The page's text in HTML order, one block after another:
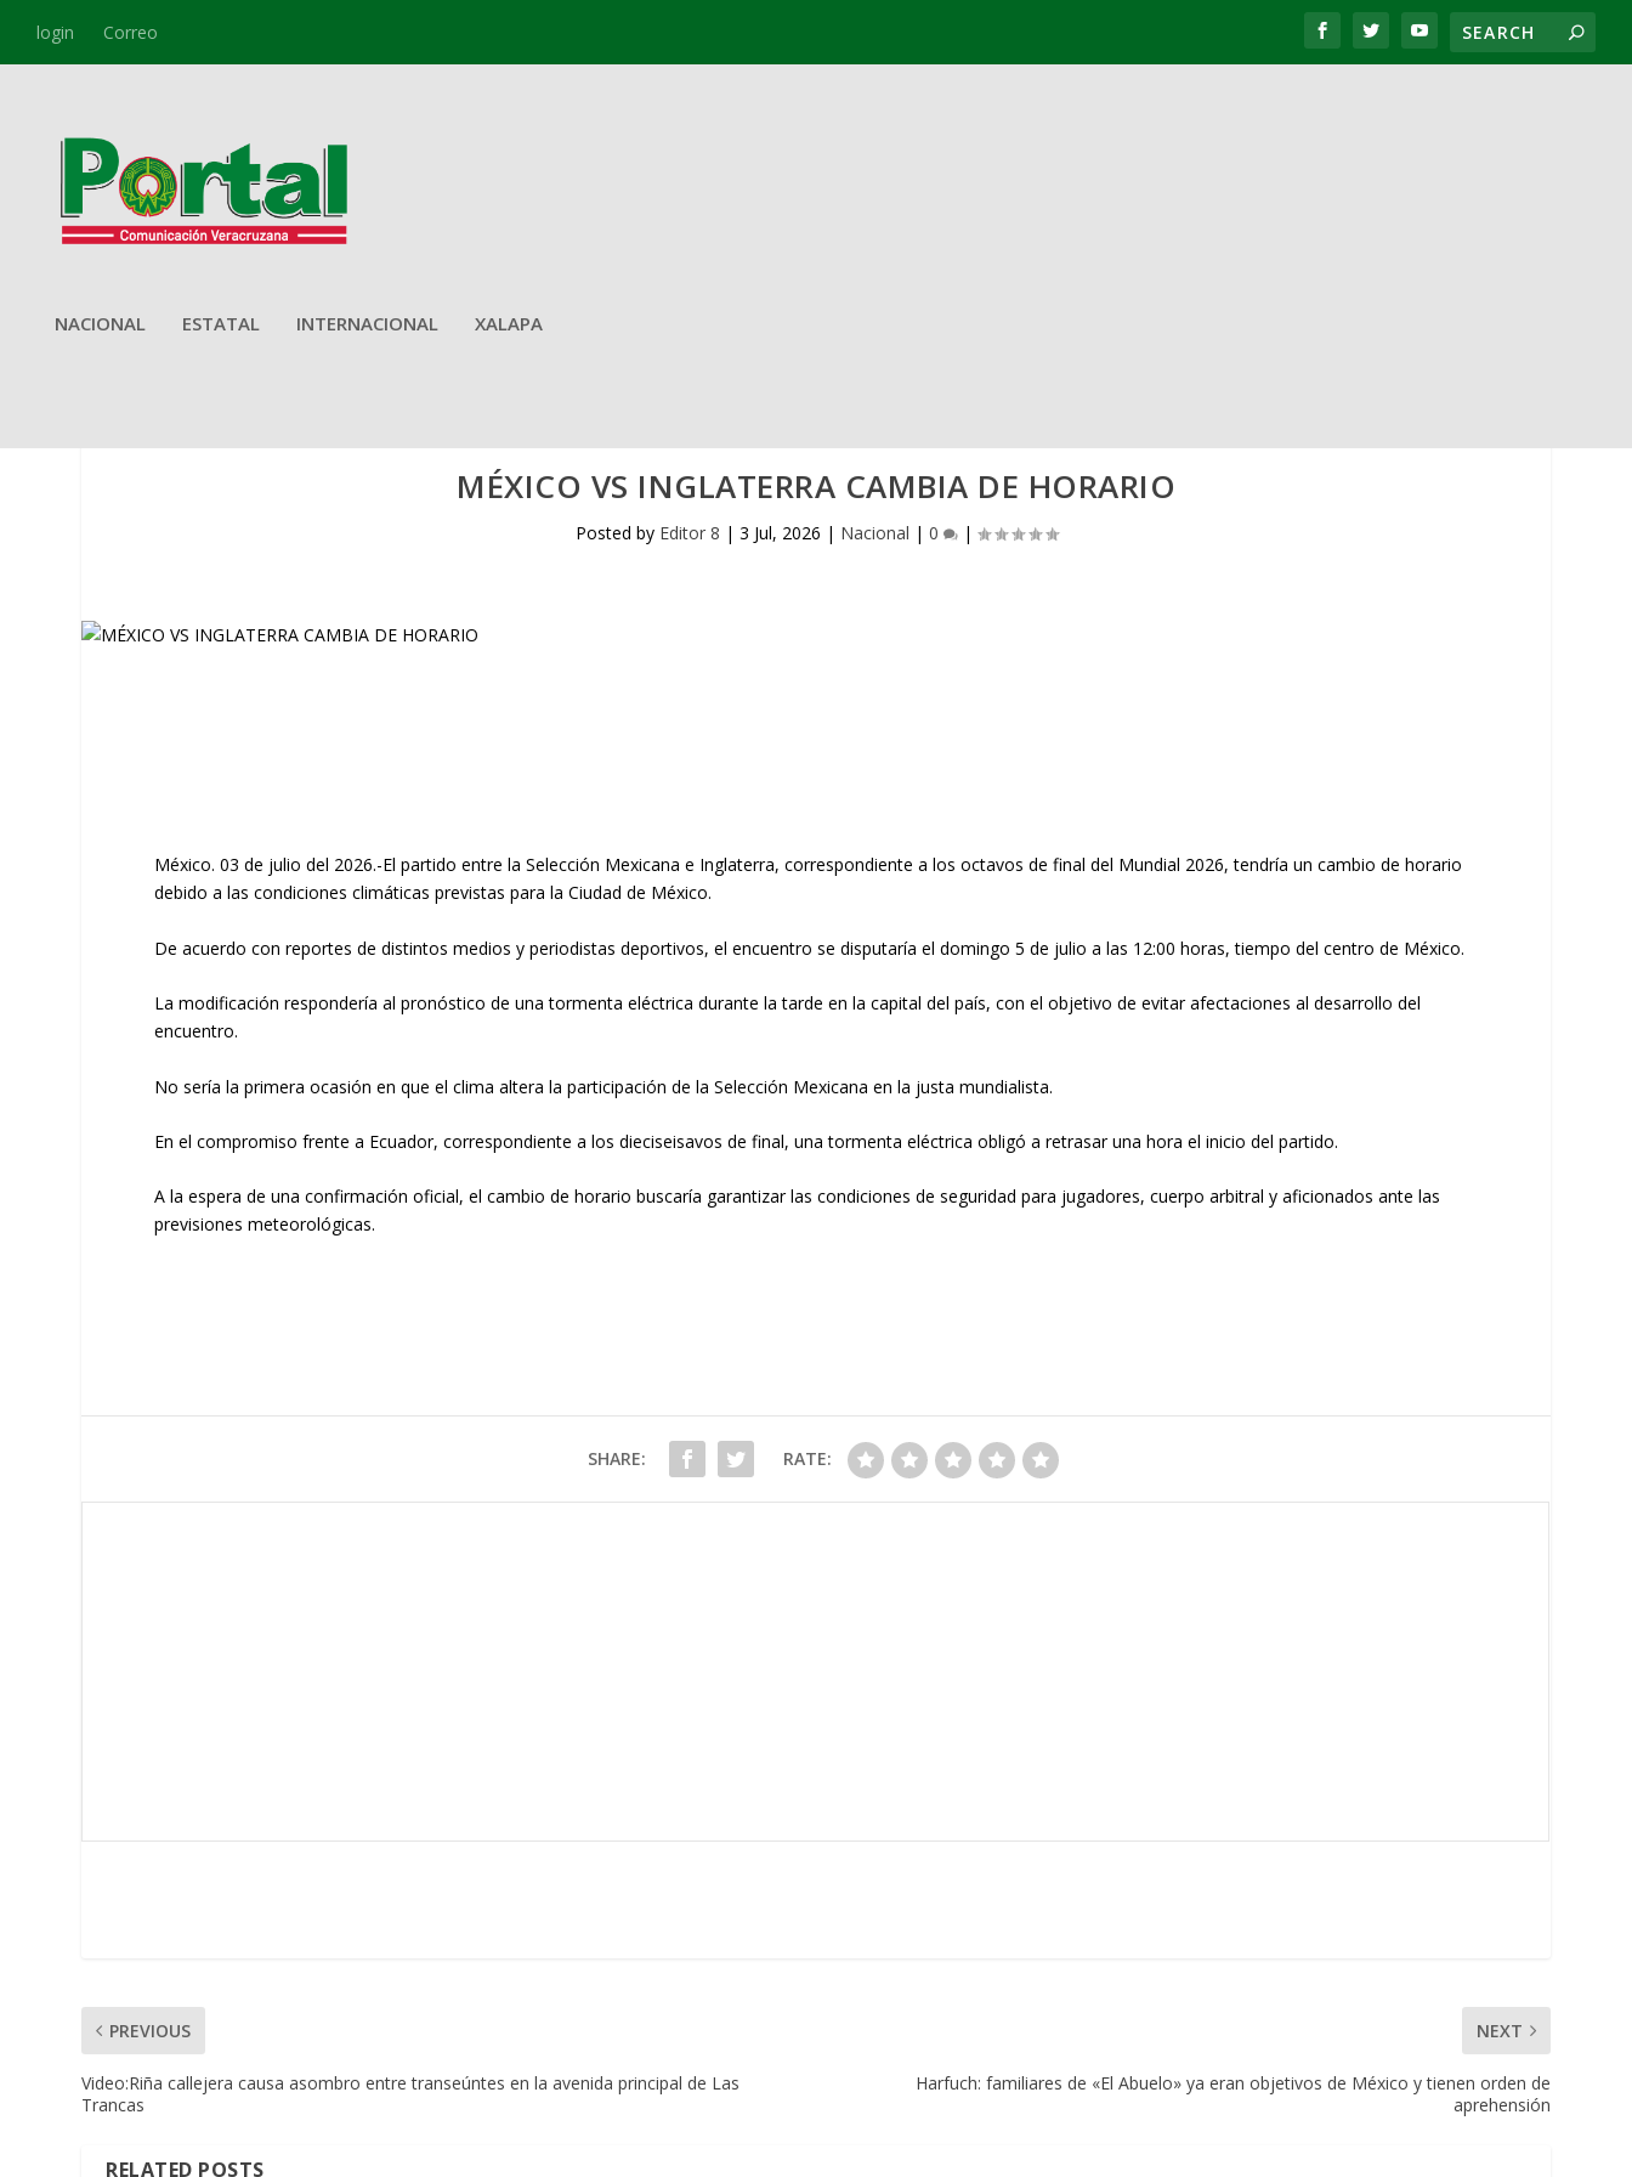
login Correo
NACIONAL ESTATAL INTERNACIONAL XALAPA
MÉXICO VS INGLATERRA CAMBIA DE HORARIO
Posted by Editor 8 | 3 Jul, 2026 | Nacional | 0 |
México. 03 de julio del 2026.-El partido entre la Selección Mexicana e Inglaterra, correspondiente a los octavos de final del Mundial 2026, tendría un cambio de horario
debido a las condiciones climáticas previstas para la Ciudad de México.
De acuerdo con reportes de distintos medios y periodistas deportivos, el encuentro se disputaría el domingo 5 de julio a las 12:00 horas, tiempo del centro de México.
La modificación respondería al pronóstico de una tormenta eléctrica durante la tarde en la capital del país, con el objetivo de evitar afectaciones al desarrollo del
encuentro.
No sería la primera ocasión en que el clima altera la participación de la Selección Mexicana en la justa mundialista.
En el compromiso frente a Ecuador, correspondiente a los dieciseisavos de final, una tormenta eléctrica obligó a retrasar una hora el inicio del partido.
A la espera de una confirmación oficial, el cambio de horario buscaría garantizar las condiciones de seguridad para jugadores, cuerpo arbitral y aficionados ante las
previsiones meteorológicas.
SHARE: RATE:
PREVIOUS
Video:Riña callejera causa asombro entre transeúntes en la avenida principal de Las
Trancas
NEXT
Harfuch: familiares de «El Abuelo» ya eran objetivos de México y tienen orden de
aprehensión
RELATED POSTS